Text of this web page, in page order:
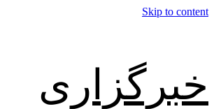
Skip to content
خبرگزاری